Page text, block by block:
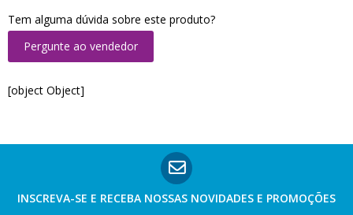
Tem alguma dúvida sobre este produto?
Pergunte ao vendedor
[object Object]
INSCREVA-SE E RECEBA NOSSAS NOVIDADES E PROMOÇÕES